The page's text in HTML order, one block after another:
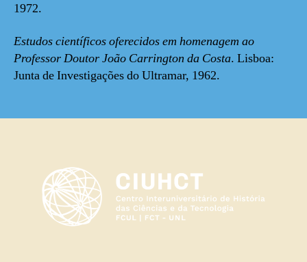
1972.
Estudos científicos oferecidos em homenagem ao
Professor Doutor João Carrington da Costa. Lisboa:
Junta de Investigações do Ultramar, 1962.